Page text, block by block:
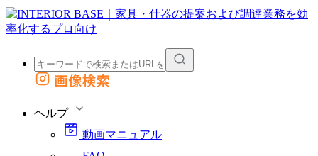
外部サイトの商品をカートに追加
画像検索
ヘルプ
動画マニュアル